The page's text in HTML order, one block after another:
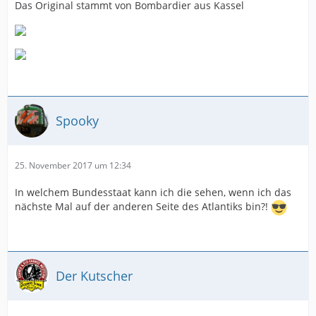
Das Original stammt von Bombardier aus Kassel
Spooky
25. November 2017 um 12:34
In welchem Bundesstaat kann ich die sehen, wenn ich das
nächste Mal auf der anderen Seite des Atlantiks bin?!
Der Kutscher